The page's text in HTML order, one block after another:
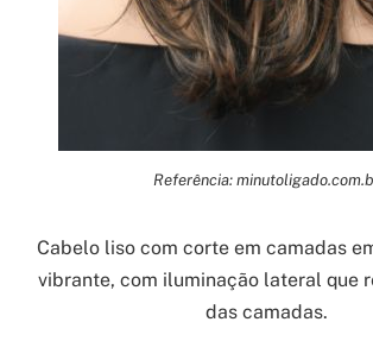
Referência:
Cabelo liso com corte em camadas
vibrante, com iluminação lateral que
das camadas.